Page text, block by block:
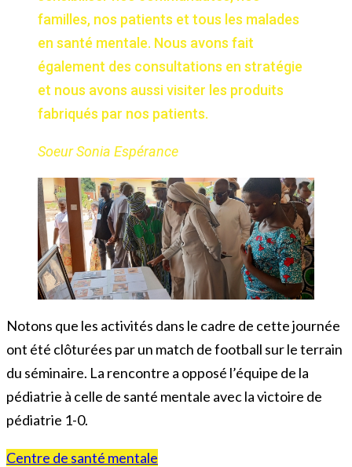
familles, nos patients et tous les malades
en santé mentale. Nous avons fait
également des consultations en stratégie
et nous avons aussi visiter les produits
fabriqués par nos patients.
Soeur Sonia Espérance
Notons que les activités dans le cadre de cette journée
ont été clôturées par un match de football sur le terrain
du séminaire. La rencontre a opposé l’équipe de la
pédiatrie à celle de santé mentale avec la victoire de
pédiatrie 1-0.
Centre de santé mentale